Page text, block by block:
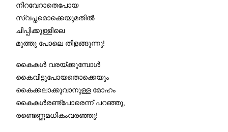
നിറവേറാതെപോയ
സ്വപ്നമൊക്കെയുമതിൽ
ചിപ്പിക്കുള്ളിലെ
മുത്തു പോലെ തിളങ്ങുന്നു!
കൈകൾ വരയ്ക്കുമ്പോൾ
കൈവിട്ടുപോയതൊക്കെയും
കൈക്കലാക്കുവാനുള്ള മോഹം
കൈകൾരണ്ട്പോരെന്ന് പറഞ്ഞു,
രണ്ടെണ്ണമധികംവരഞ്ഞു!